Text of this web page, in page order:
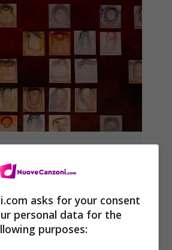
‘Came Back
audio, testo e
8 Giugno 2013
asks for your consent
personal data for the
purposes: